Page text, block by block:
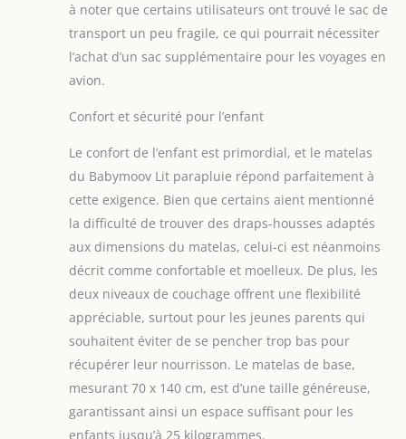
à noter que certains utilisateurs ont trouvé le sac de
transport un peu fragile, ce qui pourrait nécessiter
l’achat d’un sac supplémentaire pour les voyages en
avion.
Confort et sécurité pour l’enfant
Le confort de l’enfant est primordial, et le matelas
du Babymoov Lit parapluie répond parfaitement à
cette exigence. Bien que certains aient mentionné
la difficulté de trouver des draps-housses adaptés
aux dimensions du matelas, celui-ci est néanmoins
décrit comme confortable et moelleux. De plus, les
deux niveaux de couchage offrent une flexibilité
appréciable, surtout pour les jeunes parents qui
souhaitent éviter de se pencher trop bas pour
récupérer leur nourrisson. Le matelas de base,
mesurant 70 x 140 cm, est d’une taille généreuse,
garantissant ainsi un espace suffisant pour les
enfants jusqu’à 25 kilogrammes.